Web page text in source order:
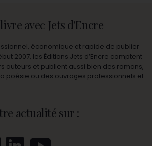
avec Jets d'Encre
économique et rapide de publier
2007, les Éditions Jets d’Encre comptent
auteurs et publient aussi bien des romans,
poésie ou des ouvrages professionnels et
actualité sur :